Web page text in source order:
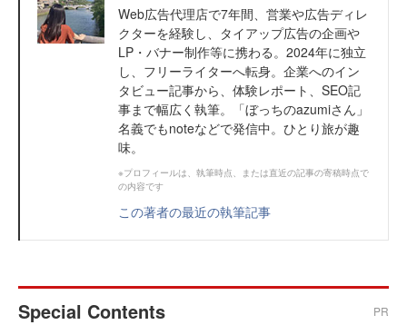
Web広告代理店で7年間、営業や広告ディレ
クターを経験し、タイアップ広告の企画や
LP・バナー制作等に携わる。2024年に独立
し、フリーライターへ転身。企業へのイン
タビュー記事から、体験レポート、SEO記
事まで幅広く執筆。「ぼっちのazumiさん」
名義でもnoteなどで発信中。ひとり旅が趣
味。
※プロフィールは、執筆時点、または直近の記事の寄稿時点で
の内容です
この著者の最近の執筆記事
Special Contents PR